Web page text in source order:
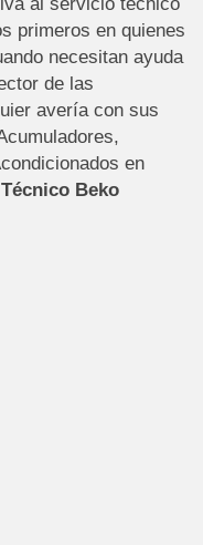
primeros en quienes
necesitan ayuda
de las
avería con sus
en
Beko